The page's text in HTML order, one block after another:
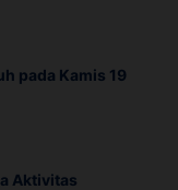
pada Kamis 19
Aktivitas